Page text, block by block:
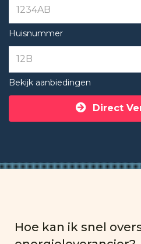
Huisnummer
Bekijk aanbiedingen
Direct
Hoe kan ik snel